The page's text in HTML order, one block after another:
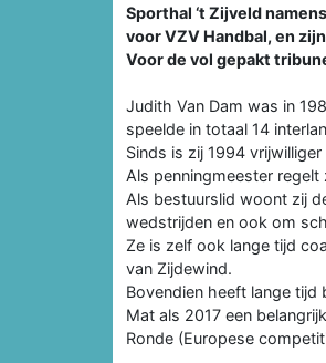
Sporthal ‘t Zijveld
voor VZV Handbal, en
Voor de vol gepakt
Judith Van Dam was in
speelde in totaal 14
Sinds is zij 1994
Als penningmeester
Als bestuurslid woont zij
wedstrijden en ook om
Ze is zelf ook lange tijd
van Zijdewind.
Bovendien heeft lange tijd
Mat als 2017 een
Ronde (Europese